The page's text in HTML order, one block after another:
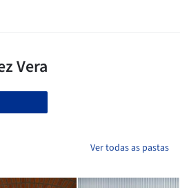
Ver todas as pastas